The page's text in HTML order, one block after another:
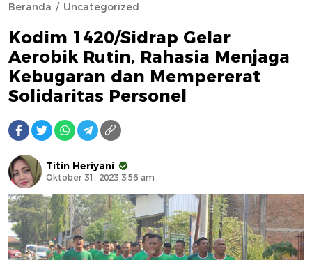
Beranda Uncategorized
Kodim 1420/Sidrap Gelar
Aerobik Rutin, Rahasia Menjaga
Kebugaran dan Mempererat
Solidaritas Personel
Titin Heriyani
Oktober 31, 2023 3:56 am